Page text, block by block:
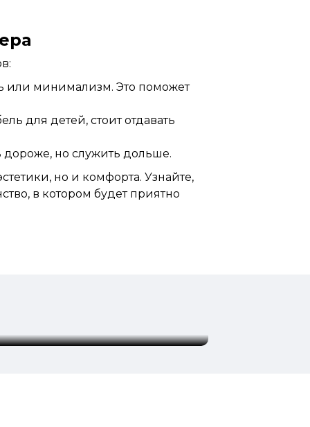
или минимализм. Это поможет
для детей, стоит отдавать
дороже, но служить дольше.
но и комфорта. Узнайте,
в котором будет приятно